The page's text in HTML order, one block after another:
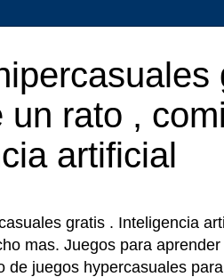
un rato ,
artificial
gratis . Inteligencia
mas. Juegos para
de juegos hypercasuales